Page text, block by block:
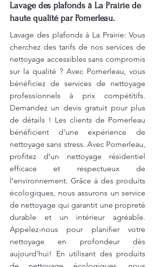
Lavage des plafonds à La Prairie de
haute qualité par Pomerleau.
Lavage des plafonds à La Prairie: Vous
cherchez des tarifs de nos services de
nettoyage accessibles sans compromis
sur la qualité ? Avec Pomerleau, vous
bénéficiez de services de nettoyage
professionnels à prix compétitifs.
Demandez un devis gratuit pour plus
de détails ! Les clients de Pomerleau
bénéficient d'une expérience de
nettoyage sans stress. Avec Pomerleau,
profitez d’un nettoyage résidentiel
efficace et respectueux de
l’environnement. Grâce à des produits
écologiques, nous assurons un service
de nettoyage qui garantit une propreté
durable et un intérieur agréable.
Appelez-nous pour planifier votre
nettoyage en profondeur dès
aujourd'hui! En utilisant des produits